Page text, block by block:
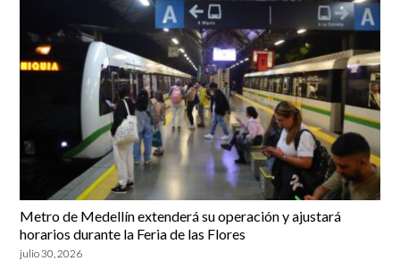
Metro de Medellín extenderá su operación y ajustará
horarios durante la Feria de las Flores
julio 30, 2026